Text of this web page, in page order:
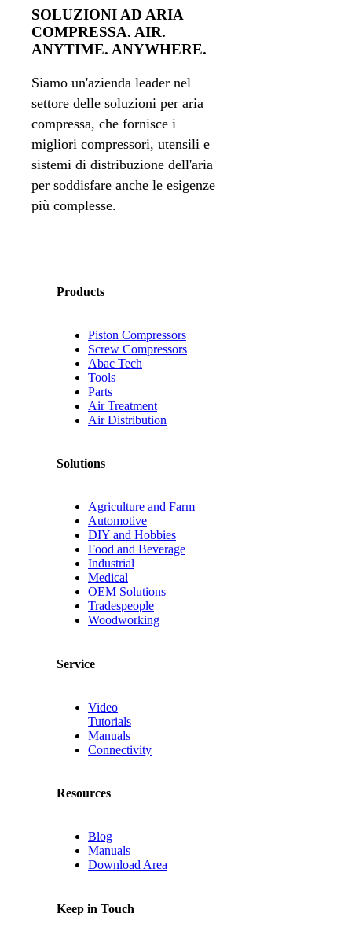
SOLUZIONI AD ARIA
COMPRESSA. AIR.
ANYTIME. ANYWHERE.
Siamo un'azienda leader nel
settore delle soluzioni per aria
compressa, che fornisce i
migliori compressori, utensili e
sistemi di distribuzione dell'aria
per soddisfare anche le esigenze
più complesse.
Products
Piston Compressors
Screw Compressors
Abac Tech
Tools
Parts
Air Treatment
Air Distribution
Solutions
Agriculture and Farm
Automotive
DIY and Hobbies
Food and Beverage
Industrial
Medical
OEM Solutions
Tradespeople
Woodworking
Service
Video
Tutorials
Manuals
Connectivity
Resources
Blog
Manuals
Download Area
Keep in Touch